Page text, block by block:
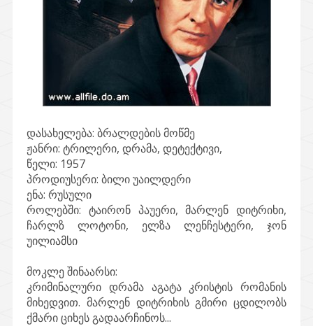
დასახელება: ბრალდების მოწმე
ჟანრი: ტრილერი, დრამა, დეტექტივი,
წელი: 1957
პროდიუსერი: ბილი უაილდერი
ენა: რუსული
როლებში: ტაირონ პაუერი, მარლენ დიტრიხი,
ჩარლზ ლოტონი, ელზა ლენჩესტერი, ჯონ
უილიამსი
მოკლე შინაარსი:
კრიმინალური დრამა აგატა კრისტის რომანის
მიხედვით. მარლენ დიტრიხის გმირი ცდილობს
ქმარი ციხეს გადაარჩინოს...